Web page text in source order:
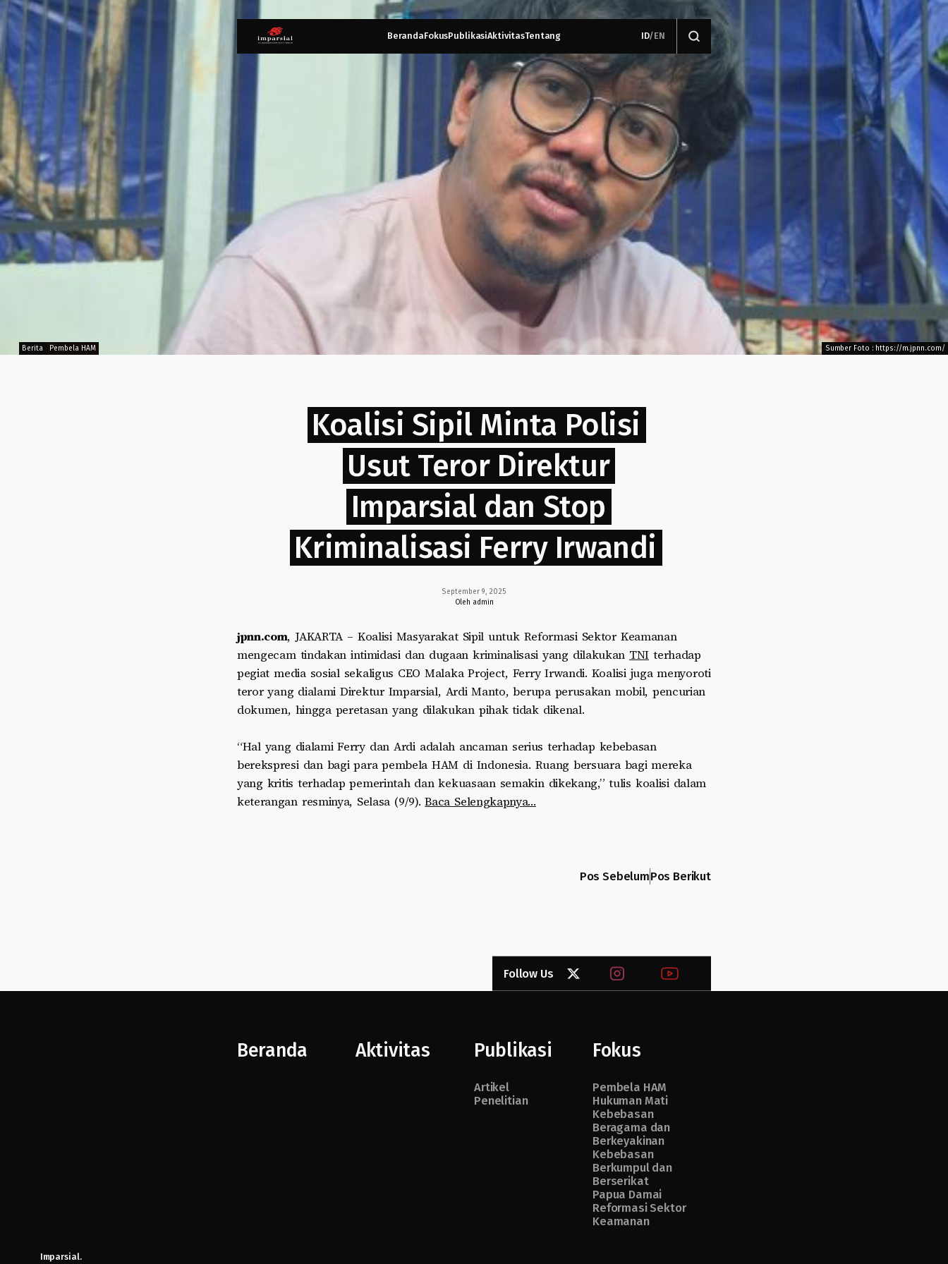
BerandaFokusPublikasiAktivitasTentang ID/EN
Sumber Foto : https://m.jpnn.com/
Berita Pembela HAM
Koalisi Sipil Minta Polisi
Usut Teror Direktur
Imparsial dan Stop
Kriminalisasi Ferry Irwandi
September 9, 2025
Oleh admin
jpnn.com, JAKARTA – Koalisi Masyarakat Sipil untuk Reformasi Sektor Keamanan
mengecam tindakan intimidasi dan dugaan kriminalisasi yang dilakukan TNI terhadap
pegiat media sosial sekaligus CEO Malaka Project, Ferry Irwandi. Koalisi juga menyoroti
teror yang dialami Direktur Imparsial, Ardi Manto, berupa perusakan mobil, pencurian
dokumen, hingga peretasan yang dilakukan pihak tidak dikenal.
“Hal yang dialami Ferry dan Ardi adalah ancaman serius terhadap kebebasan
berekspresi dan bagi para pembela HAM di Indonesia. Ruang bersuara bagi mereka
yang kritis terhadap pemerintah dan kekuasaan semakin dikekang,” tulis koalisi dalam
keterangan resminya, Selasa (9/9).Baca Selengkapnya…
Pos SebelumPos Berikut
Beranda Aktivitas Publikasi
Artikel
Penelitian
Fokus
Pembela HAM
Hukuman Mati
Kebebasan
Beragama dan
Berkeyakinan
Kebebasan
Berkumpul dan
Berserikat
Papua Damai
Reformasi Sektor
Keamanan
Imparsial.
Follow Us